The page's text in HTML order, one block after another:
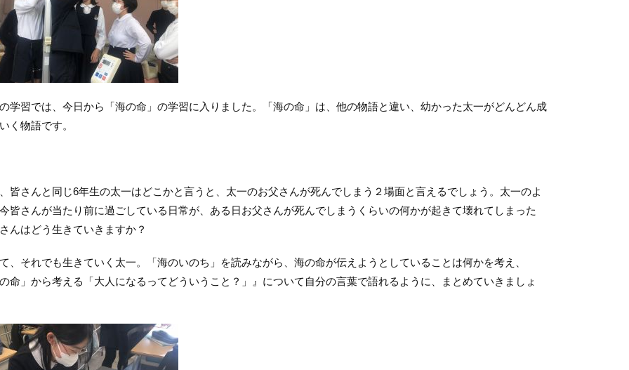
習では、今日から「海の命」の学習に入りました。「海の命」は、他の物語と違い、幼かった太一がどんどん成
く物語です。
さんと同じ6年生の太一はどこかと言うと、太一のお父さんが死んでしまう２場面と言えるでしょう。太一のよ
皆さんが当たり前に過ごしている日常が、ある日お父さんが死んでしまうくらいの何かが起きて壊れてしまった
んはどう生きていきますか？
それでも生きていく太一。「海のいのち」を読みながら、海の命が伝えようとしていることは何かを考え、
命」から考える「大人になるってどういうこと？」』について自分の言葉で語れるように、まとめていきましょ